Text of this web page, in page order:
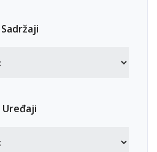
Sadržaji
Uređaji